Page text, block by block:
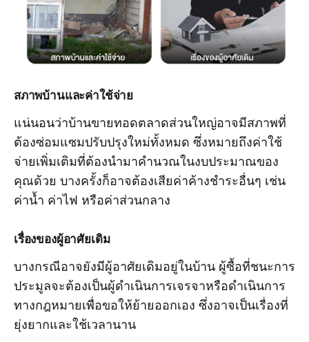
สภาพบ้านและค่าใช้จ่าย
แน่นอนว่าบ้านขายทอดตลาดส่วนใหญ่อาจมีสภาพที่
ต้องซ่อมแซมปรับปรุงใหม่ทั้งหมด ซึ่งหมายถึงค่าใช้
จ่ายเพิ่มเติมที่ต้องนำมาคำนวณในงบประมาณของ
คุณด้วย บางครั้งก็อาจต้องเสียค่าค้างชำระอื่นๆ เช่น
ค่าน้ำ ค่าไฟ หรือค่าส่วนกลาง
เรื่องของผู้อาศัยเดิม
บางกรณีอาจยังมีผู้อาศัยเดิมอยู่ในบ้าน ผู้ซื้อที่ชนะการ
ประมูลจะต้องเป็นผู้ดำเนินการเจรจาหรือดำเนินการ
ทางกฎหมายเพื่อขอให้ย้ายออกเอง ซึ่งอาจเป็นเรื่องที่
ยุ่งยากและใช้เวลานาน